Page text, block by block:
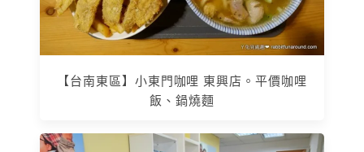
【台南東區】小東門咖哩 東興店。平價咖哩
飯、鍋燒麵